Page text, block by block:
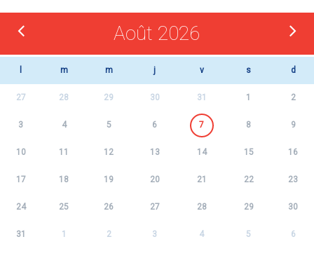
Août 2026
m m j v s d
27 28 29 30 31 1 2
3 4 5 6 7 8 9
10 11 12 13 14 15 16
17 18 19 20 21 22 23
24 25 26 27 28 29 30
31 1 2 3 4 5 6